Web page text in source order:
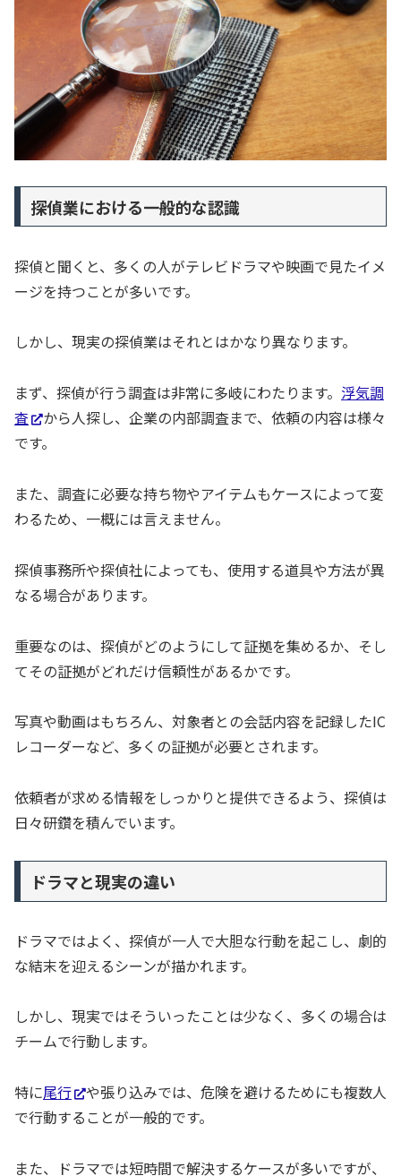
探偵業における一般的な認識
探偵と聞くと、多くの人がテレビドラマや映画で見たイメ
ージを持つことが多いです。
しかし、現実の探偵業はそれとはかなり異なります。
まず、探偵が行う調査は非常に多岐にわたります。 浮気調
査
から人探し、企業の内部調査まで、依頼の内容は様々
です。
また、調査に必要な持ち物やアイテムもケースによって変
わるため、一概には言えません。
探偵事務所や探偵社によっても、使用する道具や方法が異
なる場合があります。
重要なのは、探偵がどのようにして証拠を集めるか、そし
てその証拠がどれだけ信頼性があるかです。
写真や動画はもちろん、対象者との会話内容を記録したIC
レコーダーなど、多くの証拠が必要とされます。
依頼者が求める情報をしっかりと提供できるよう、探偵は
日々研鑽を積んでいます。
ドラマと現実の違い
ドラマではよく、探偵が一人で大胆な行動を起こし、劇的
な結末を迎えるシーンが描かれます。
しかし、現実ではそういったことは少なく、多くの場合は
チームで行動します。
特に尾行
や張り込みでは、危険を避けるためにも複数人
で行動することが一般的です。
また、ドラマでは短時間で解決するケースが多いですが、